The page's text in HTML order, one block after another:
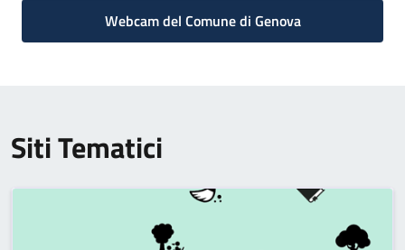
Webcam del Comune di Genova
Siti Tematici